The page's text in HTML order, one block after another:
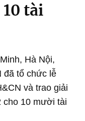
tài
Hà Nội,
đã tổ chức lễ
và trao giải
cho 10 mười tài